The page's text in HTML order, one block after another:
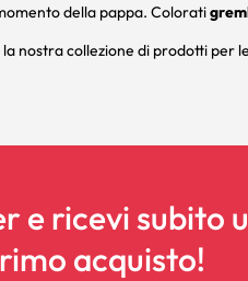
della pappa. Colorati
la nostra collezione di prodotti per
e ricevi subito
acquisto!